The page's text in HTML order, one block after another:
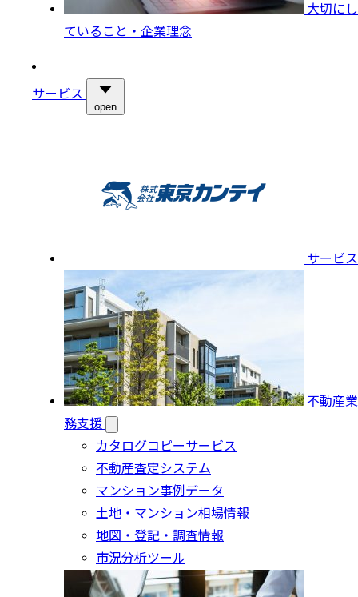
大切にし
ていること・企業理念
サービス
open
サービス
不動産業
務支援
カタログコピーサービス
不動産査定システム
マンション事例データ
土地・マンション相場情報
地図・登記・調査情報
市況分析ツール